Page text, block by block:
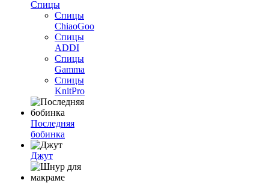
Спицы
Спицы
ChiaoGoo
Спицы
ADDI
Спицы
Gamma
Спицы
KnitPro
Последняя
бобинка
Джут